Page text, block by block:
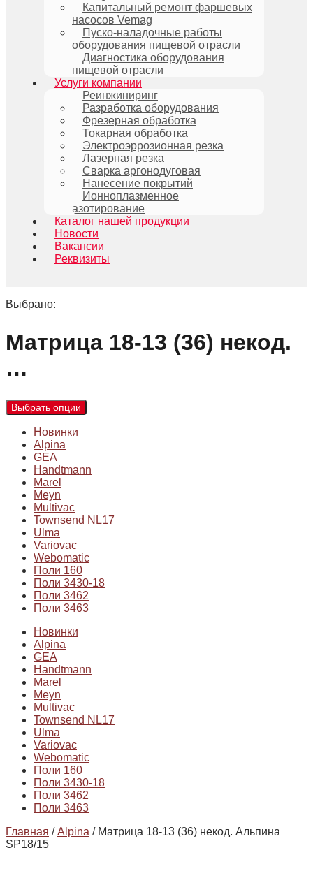
Капитальный ремонт фаршевых
насосов Vemag
Пуско-наладочные работы
оборудования пищевой отрасли
Диагностика оборудования
пищевой отрасли
Услуги компании
Реинжиниринг
Разработка оборудования
Фрезерная обработка
Токарная обработка
Электроэррозионная резка
Лазерная резка
Сварка аргонодуговая
Нанесение покрытий
Ионноплазменное
азотирование
Каталог нашей продукции
Новости
Вакансии
Реквизиты
Выбрано:
Матрица 18-13 (36) некод.
…
Выбрать опции
Новинки
Alpina
GEA
Handtmann
Marel
Meyn
Multivac
Townsend NL17
Ulma
Variovac
Webomatic
Поли 160
Поли 3430-18
Поли 3462
Поли 3463
Новинки
Alpina
GEA
Handtmann
Marel
Meyn
Multivac
Townsend NL17
Ulma
Variovac
Webomatic
Поли 160
Поли 3430-18
Поли 3462
Поли 3463
Главная /Alpina / Матрица 18-13 (36) некод. Альпина
SP18/15